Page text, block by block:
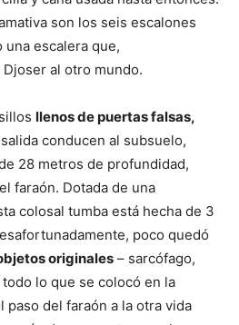
son los seis escalones
escalera que,
al otro mundo.
llenos de puertas falsas,
conducen al subsuelo,
28 metros de profundidad,
faraón. Dotada de una
colosal tumba está hecha de 3
poco quedó
originales – sarcófago,
lo que se colocó en la
paso del faraón a la otra vida